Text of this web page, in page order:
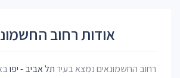
אודות רחוב
רחוב החשמונאים נמצא בעירתל אביב - יפו